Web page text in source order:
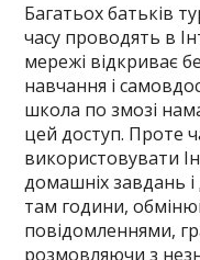
Багатьох батьків
часу проводять в
мережі відкриває
навчання і
школа по змозі
цей доступ. Проте
використовувати
домашніх завдань
там години,
повідомленнями,
розмовляючи з